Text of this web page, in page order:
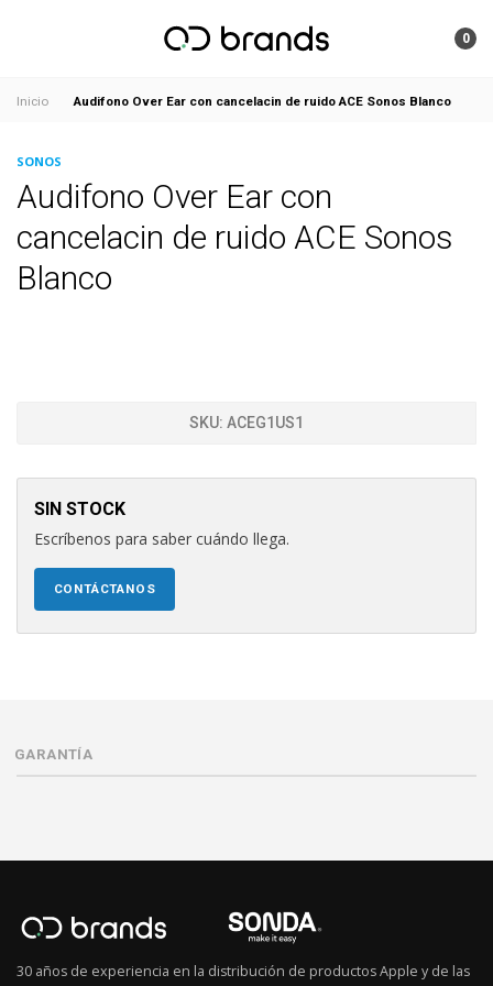
0
Inicio Audifono Over Ear con cancelacin de ruido ACE Sonos Blanco
SONOS
Audifono Over Ear con
cancelacin de ruido ACE Sonos
Blanco
SKU: ACEG1US1
SIN STOCK
Escríbenos para saber cuándo llega.
CONTÁCTANOS
GARANTÍA
30 años de experiencia en la distribución de productos Apple y de las